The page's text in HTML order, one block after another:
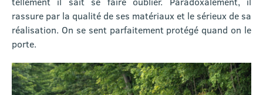
rassure par la qualité de ses matériaux et le sérieux de sa
réalisation. On se sent parfaitement protégé quand on le
porte.